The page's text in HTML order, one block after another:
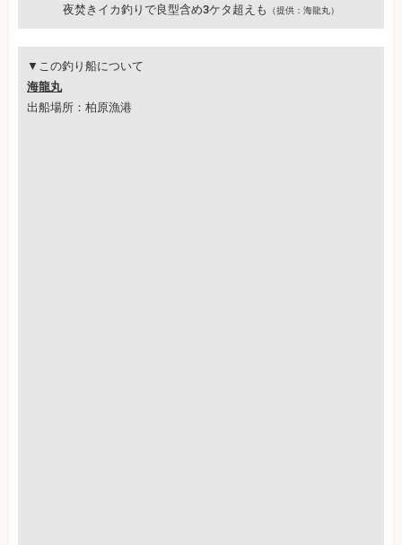
夜焚きイカ釣りで良型含め3ケタ超えも （提供：海龍丸）
▼この釣り船について
海龍丸
出船場所：柏原漁港